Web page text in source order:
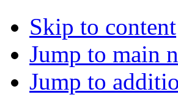
Skip to content
Jump to main
Jump to